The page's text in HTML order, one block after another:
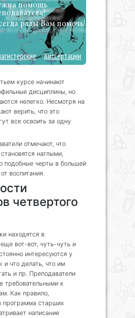
помощь
рады Вам помочь!
диссертации
курсе начинают
дисциплины, но
нелегко. Несмотря на
верить, что это
все освоить за одну
отмечают, что
наглыми,
подобные черты в большей
воспитания.
четвертого
находятся в
вот-вот, чуть-чуть и
интересуются у
и что делать, что им
и пр. Преподаватели
требовательными к
Как правило,
программа старших
написание